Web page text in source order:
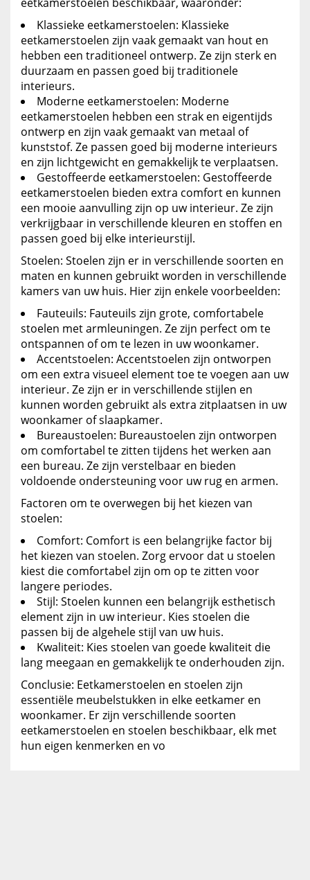
Klassieke eetkamerstoelen: Klassieke
eetkamerstoelen zijn vaak gemaakt van hout en
hebben een traditioneel ontwerp. Ze zijn sterk en
duurzaam en passen goed bij traditionele
interieurs.
Moderne eetkamerstoelen: Moderne
eetkamerstoelen hebben een strak en eigentijds
ontwerp en zijn vaak gemaakt van metaal of
kunststof. Ze passen goed bij moderne interieurs
en zijn lichtgewicht en gemakkelijk te verplaatsen.
Gestoffeerde eetkamerstoelen: Gestoffeerde
eetkamerstoelen bieden extra comfort en kunnen
een mooie aanvulling zijn op uw interieur. Ze zijn
verkrijgbaar in verschillende kleuren en stoffen en
passen goed bij elke interieurstijl.
Stoelen: Stoelen zijn er in verschillende soorten en
maten en kunnen gebruikt worden in verschillende
kamers van uw huis. Hier zijn enkele voorbeelden:
Fauteuils: Fauteuils zijn grote, comfortabele
stoelen met armleuningen. Ze zijn perfect om te
ontspannen of om te lezen in uw woonkamer.
Accentstoelen: Accentstoelen zijn ontworpen
om een extra visueel element toe te voegen aan uw
interieur. Ze zijn er in verschillende stijlen en
kunnen worden gebruikt als extra zitplaatsen in uw
woonkamer of slaapkamer.
Bureaustoelen: Bureaustoelen zijn ontworpen
om comfortabel te zitten tijdens het werken aan
een bureau. Ze zijn verstelbaar en bieden
voldoende ondersteuning voor uw rug en armen.
Factoren om te overwegen bij het kiezen van
stoelen:
Comfort: Comfort is een belangrijke factor bij
het kiezen van stoelen. Zorg ervoor dat u stoelen
kiest die comfortabel zijn om op te zitten voor
langere periodes.
Stijl: Stoelen kunnen een belangrijk esthetisch
element zijn in uw interieur. Kies stoelen die
passen bij de algehele stijl van uw huis.
Kwaliteit: Kies stoelen van goede kwaliteit die
lang meegaan en gemakkelijk te onderhouden zijn.
Conclusie: Eetkamerstoelen en stoelen zijn
essentiële meubelstukken in elke eetkamer en
woonkamer. Er zijn verschillende soorten
eetkamerstoelen en stoelen beschikbaar, elk met
hun eigen kenmerken en vo